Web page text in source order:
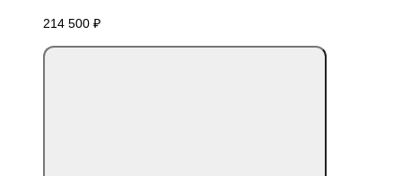
214 500 ₽